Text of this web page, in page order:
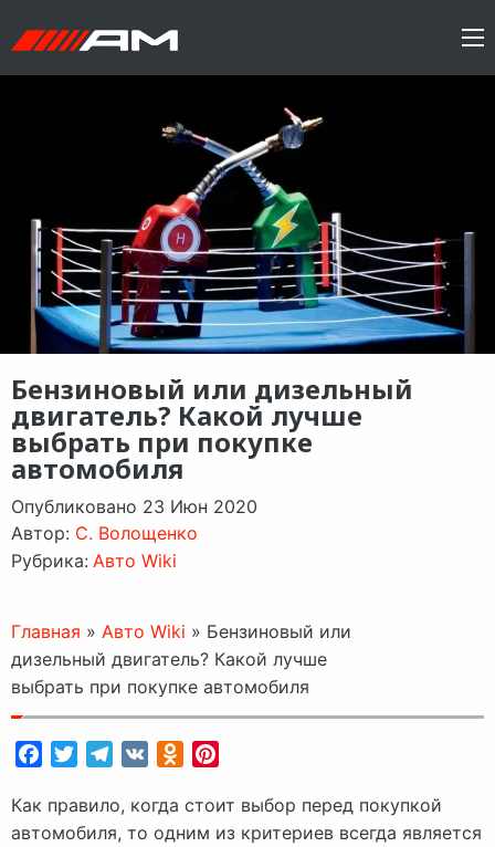
Бензиновый или дизельный
двигатель? Какой лучше
выбрать при покупке
автомобиля
Опубликовано 23 Июн 2020
Автор: C. Волощенко
Рубрика: Авто Wiki
Главная » Авто Wiki » Бензиновый или
дизельный двигатель? Какой лучше
выбрать при покупке автомобиля
FacebookTwitterTelegram
VK Odnoklassniki
Как правило, когда стоит выбор перед покупкой
автомобиля, то одним из критериев всегда является